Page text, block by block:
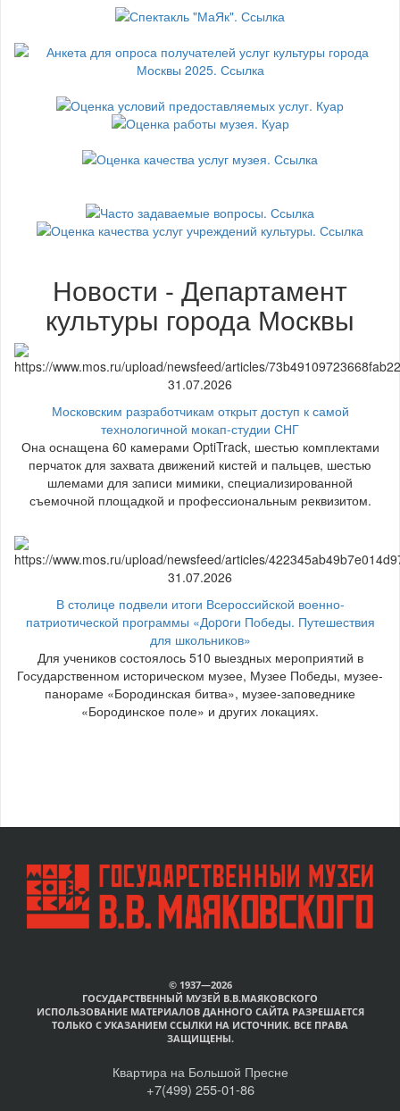
Новости - Департамент
культуры города Москвы
31.07.2026
Московским разработчикам открыт доступ к самой
технологичной мокап-студии СНГ
Она оснащена 60 камерами OptiTrack, шестью комплектами
перчаток для захвата движений кистей и пальцев, шестью
шлемами для записи мимики, специализированной
съемочной площадкой и профессиональным реквизитом.
31.07.2026
В столице подвели итоги Всероссийской военно-
патриотической программы «Доpoги Победы. Путешествия
для школьников»
Для учеников состоялось 510 выездных мероприятий в
Государственном историческом музее, Музее Победы, музее-
панораме «Бородинская битва», музее-заповеднике
«Бородинское поле» и других локациях.
© 1937—2026
ГОСУДАРСТВЕННЫЙ МУЗЕЙ В.В.МАЯКОВСКОГО
ИСПОЛЬЗОВАНИЕ МАТЕРИАЛОВ ДАННОГО САЙТА РАЗРЕШАЕТСЯ
ТОЛЬКО С УКАЗАНИЕМ ССЫЛКИ НА ИСТОЧНИК. ВСЕ ПРАВА
ЗАЩИЩЕНЫ.
Квартира на Большой Пресне
+7(499) 255-01-86